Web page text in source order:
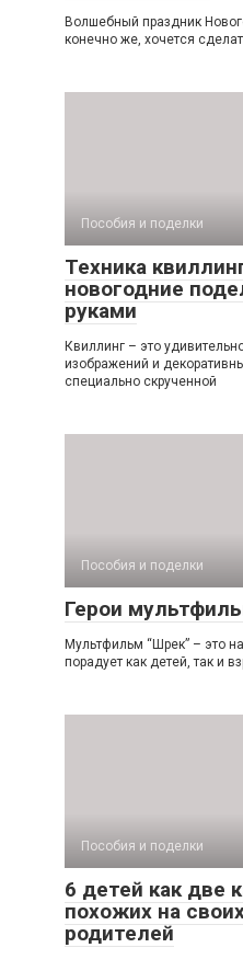
Волшебный праздник
конечно же, хочется
Пособия и поделки
Техника
новогодние
руками
Квиллинг – это
изображений и
специально скрученной
Пособия и поделки
Герои
Мультфильм “Шрек” – это
порадует как детей, так и
Пособия и поделки
6 детей как две
похожих на
родителей